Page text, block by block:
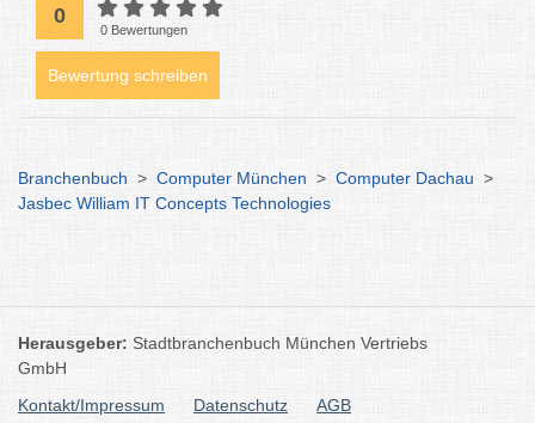
0
0 Bewertungen
Bewertung schreiben
Branchenbuch > Computer München > Computer Dachau >
Jasbec William IT Concepts Technologies
Herausgeber: Stadtbranchenbuch München Vertriebs
GmbH
Kontakt/Impressum
Datenschutz
AGB